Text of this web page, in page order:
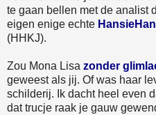
te gaan bellen met de analist
eigen enige echte
(HHKJ).
Zou Mona Lisa zonder
geweest als jij. Of was haar
schilderij. Ik dacht heel even
dat trucje raak je gauw